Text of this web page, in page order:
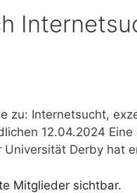
zu: Internetsucht,
12.04.2024
Universität Derby hat
Mitglieder sichtbar.